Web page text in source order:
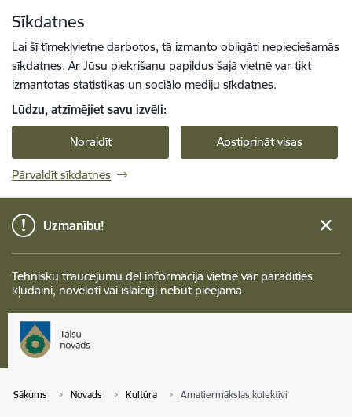
Sīkdatnes
Lai šī tīmekļvietne darbotos, tā izmanto obligāti nepieciešamās
sīkdatnes. Ar Jūsu piekrišanu papildus šajā vietnē var tikt
izmantotas statistikas un sociālo mediju sīkdatnes.
Lūdzu, atzīmējiet savu izvēli:
Noraidīt Apstiprināt visas
Pārvaldīt sīkdatnes
Uzmanību!
Tehnisku traucējumu dēļ informācija vietnē var parādīties
kļūdaini, novēloti vai īslaicīgi nebūt pieejama
Sākums Novads Kultūra Amatiermākslas kolektīvi